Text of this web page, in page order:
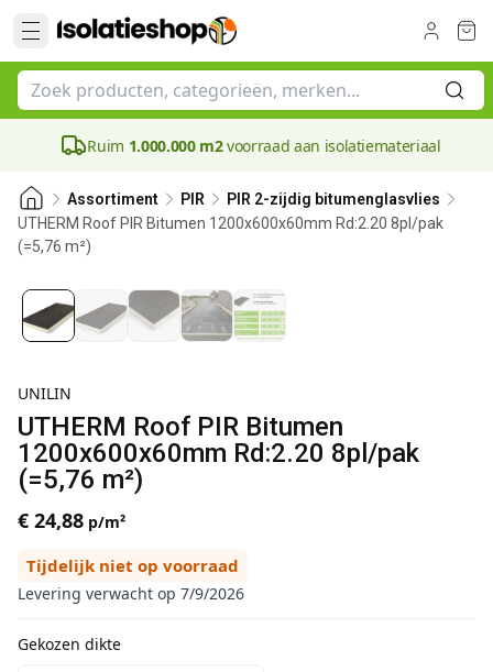
Ruim 1.000.000 m2voorraad aan isolatiemateriaal
Assortiment PIR
PIR 2-zijdig bitumenglasvlies
UTHERM Roof PIR Bitumen 1200x600x60mm Rd:2.20 8pl/pak
(=5,76 m²)
UNILIN
UTHERM Roof PIR Bitumen
1200x600x60mm Rd:2.20 8pl/pak
(=5,76 m²)
€ 24,88 p/m²
Tijdelijk niet op voorraad
Levering verwacht op 7/9/2026
Gekozen dikte